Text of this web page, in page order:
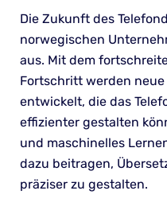
Die Zukunft des
norwegischen
aus. Mit dem
Fortschritt werden
entwickelt, die das
effizienter gestalten
und maschinelles
dazu beitragen,
präziser zu gestalten.